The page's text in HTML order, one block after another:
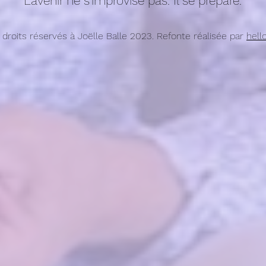
droits réservés à Joëlle Balle 2023. Refonte réalisée par